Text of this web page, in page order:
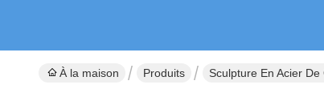
À la maison Produits Sculpture En Acier De